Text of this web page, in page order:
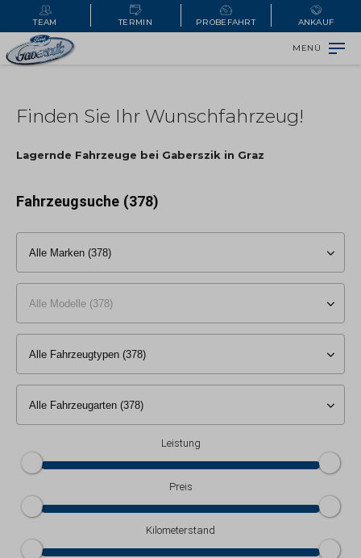
TEAM TERMIN PROBEFAHRT ANKAUF
MENÜ
Finden Sie Ihr Wunschfahrzeug!
Lagernde Fahrzeuge bei Gaberszik in Graz